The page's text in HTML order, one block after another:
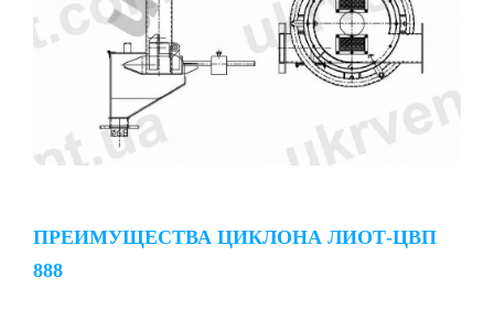
ПРЕИМУЩЕСТВА ЦИКЛОНА ЛИОТ-ЦВП
888